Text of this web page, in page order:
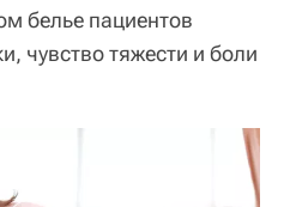
белье пациентов
чувство тяжести и боли